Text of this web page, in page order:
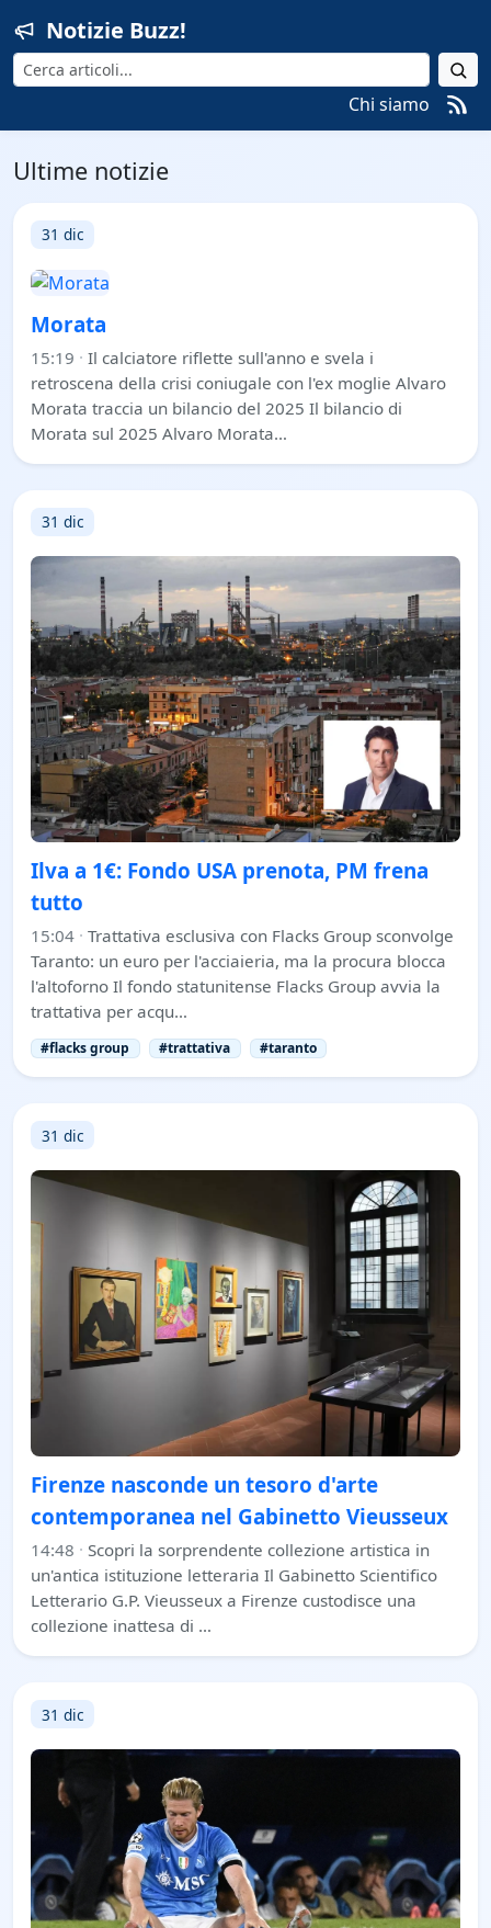
Notizie Buzz!
Cerca
Chi siamo
Ultime notizie
31 dic
Morata
15:19 · Il calciatore riflette sull'anno e svela i
retroscena della crisi coniugale con l'ex moglie Alvaro
Morata traccia un bilancio del 2025 Il bilancio di
Morata sul 2025 Alvaro Morata…
31 dic
Ilva a 1€: Fondo USA prenota, PM frena
tutto
15:04 · Trattativa esclusiva con Flacks Group sconvolge
Taranto: un euro per l'acciaieria, ma la procura blocca
l'altoforno Il fondo statunitense Flacks Group avvia la
trattativa per acqu…
#flacks group #trattativa #taranto
31 dic
Firenze nasconde un tesoro d'arte
contemporanea nel Gabinetto Vieusseux
14:48 · Scopri la sorprendente collezione artistica in
un'antica istituzione letteraria Il Gabinetto Scientifico
Letterario G.P. Vieusseux a Firenze custodisce una
collezione inattesa di …
31 dic